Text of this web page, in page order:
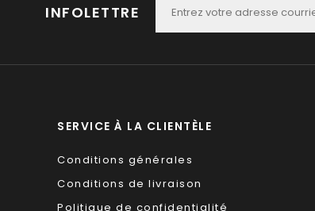
INFOLETTRE
SERVICE À LA CLIENTÈLE
Conditions générales
Conditions de livraison
Politique de confidentialité